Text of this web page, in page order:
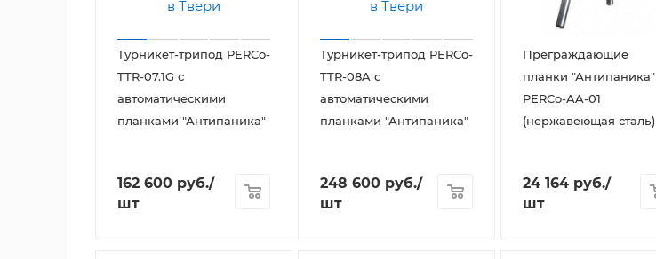
Турникет-трипод PERCo-
TTR-07.1G с
автоматическими
планками "Антипаника"
162 600 руб./
шт
Турникет-трипод PERCo-
TTR-08A с
автоматическими
планками "Антипаника"
248 600 руб./
шт
Преграждающие
планки "Антипаника"
PERCo-AA-01
(нержавеющая сталь)
24 164 руб./
шт